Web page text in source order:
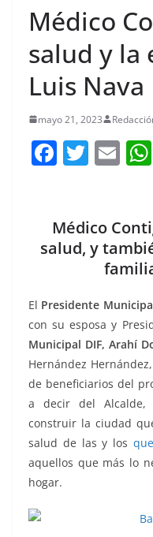
Médico
salud y la
Luis Nava
mayo 21, 2023
F
e
b
o
k
T
er
E
l
Médico
salud, y
El Presidente
con su esposa y
Municipal DIF, Arahí
Hernández
de beneficiarios del
a decir del
construir la ciudad
salud de las y los
aquellos que más lo
hogar.